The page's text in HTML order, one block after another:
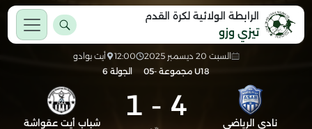
الرابطة الولائية لكرة القدم
تيزي وزو
السبت 20 ديسمبر 2025 12:00
أيت بوادو
U18 مجموعة -05
الجولة 6
نادي الرياضي
4
-
1 شباب أيت عقواشة